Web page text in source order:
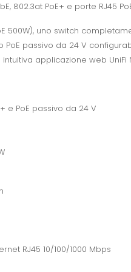
802.3at PoE+ e porte RJ45
500W), uno switch
PoE passivo da 24 V
applicazione web
e PoE passivo da 24 V
RJ45 10/100/1000 Mbps